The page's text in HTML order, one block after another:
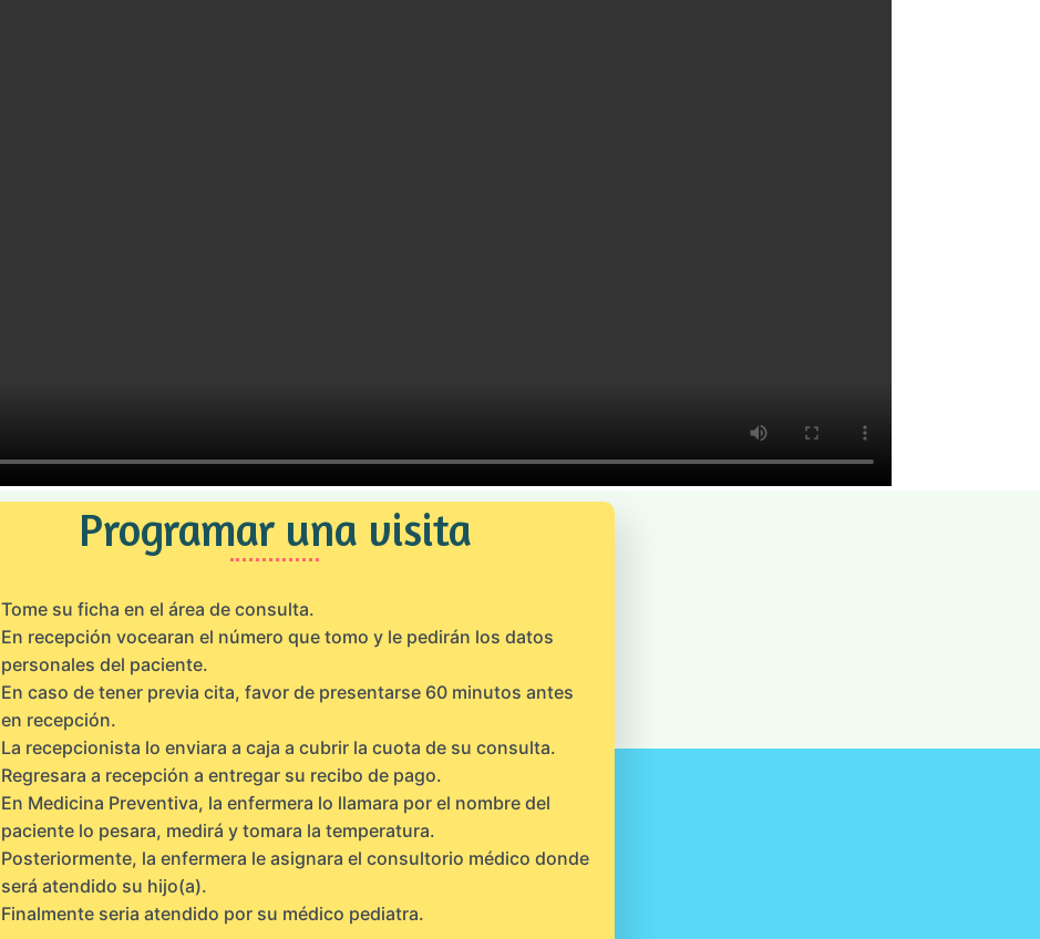
Programar una visita
Tome su ficha en el área de consulta.
En recepción vocearan el número que tomo y le pedirán los datos
personales del paciente.
En caso de tener previa cita, favor de presentarse 60 minutos antes
en recepción.
La recepcionista lo enviara a caja a cubrir la cuota de su consulta.
Regresara a recepción a entregar su recibo de pago.
En Medicina Preventiva, la enfermera lo llamara por el nombre del
paciente lo pesara, medirá y tomara la temperatura.
Posteriormente, la enfermera le asignara el consultorio médico donde
será atendido su hijo(a).
Finalmente seria atendido por su médico pediatra.